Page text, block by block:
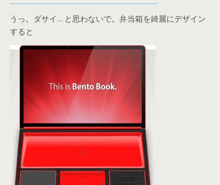
うっ。ダサイ… と思わないで。弁当箱を綺麗にデザイン
すると